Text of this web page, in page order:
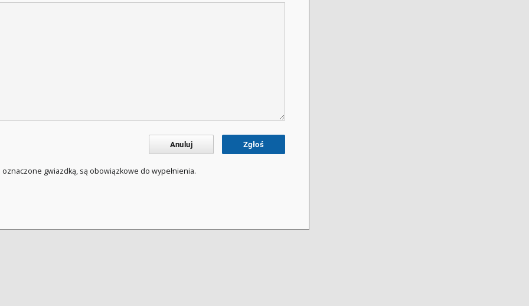
Anuluj Zgłoś
oznaczone gwiazdką, są obowiązkowe do wypełnienia.